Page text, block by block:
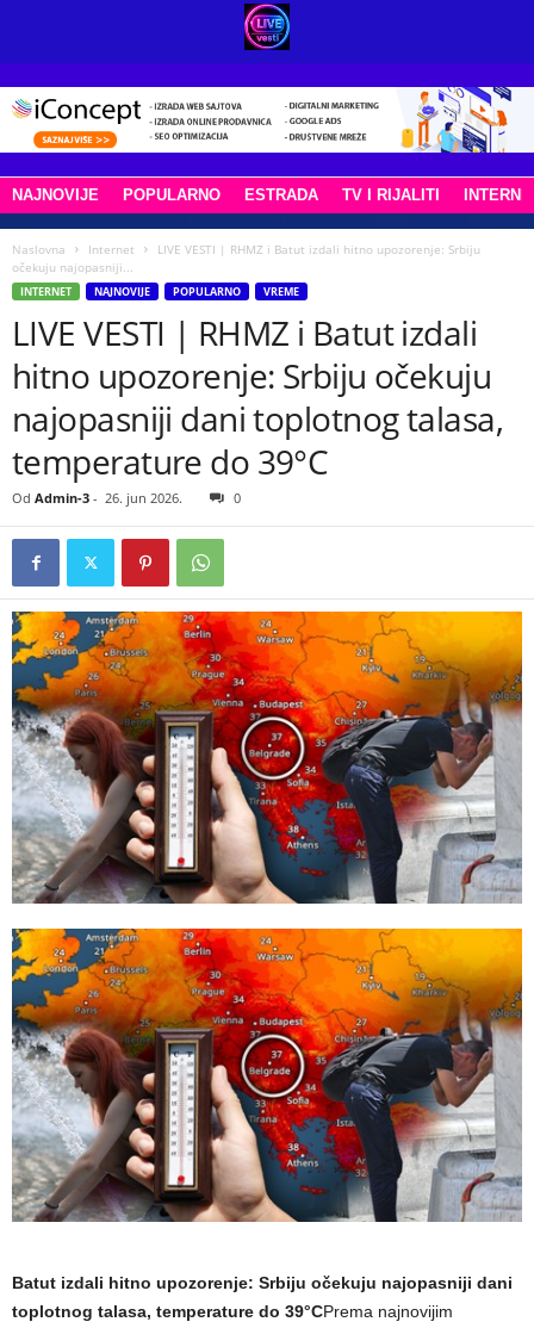
NAJNOVIJE POPULARNO ESTRADA TV I RIJALITI
Naslovna Internet
LIVE VESTI | RHMZ i Batut izdali hitno upozorenje: Srbiju
očekuju najopasniji...
INTERNET NAJNOVIJE POPULARNO VREME
LIVE VESTI | RHMZ i Batut izdali
hitno upozorenje: Srbiju očekuju
najopasniji dani toplotnog talasa,
temperature do 39°C
Od Admin-3 - 26. jun 2026. 0
Batut izdali hitno upozorenje: Srbiju očekuju najopasniji dani
toplotnog talasa, temperature do 39°CPrema najnovijim